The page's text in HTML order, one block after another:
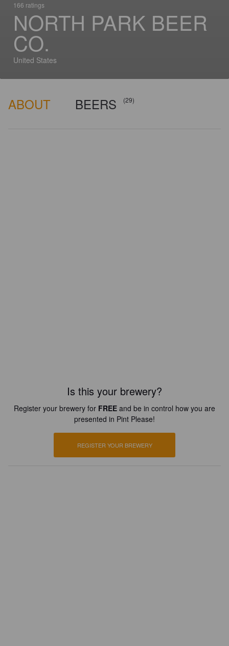
166 ratings
NORTH PARK BEER
CO.
United States
ABOUT BEERS (29)
Is this your brewery?
Register your brewery for FREE and be in control how you are
presented in Pint Please!
REGISTER YOUR BREWERY